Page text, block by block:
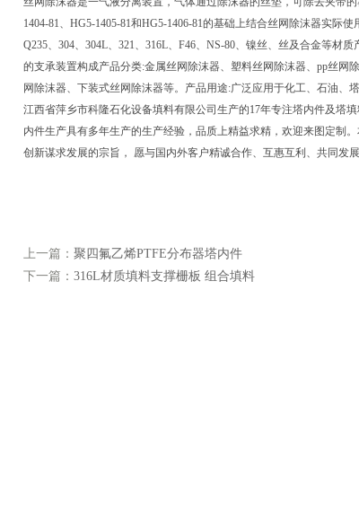
1404-81、HG5-1405-81和HG5-1406-81的基础上结合丝网除沫器实际
Q235、304、304L、321、316L、F46、NS-80、镍丝、丝及合金等材
的支承装置构成产品分类:金属丝网除沫器、塑料丝网除沫器、pp丝网
网除沫器、下装式丝网除沫器等。产品用途:广泛应用于化工、石油、
江西省萍乡市科隆石化设备填料有限公司生产的17年专注塔内件及塔
内件生产具有多年生产的生产经验，品质上精益求精，欢迎来图定制
创新谋求发展的宗旨， 愿与国内外客户精诚合作、互惠互利、共同发
上一篇： 聚四氟乙烯PTFE分布器塔内件
下一篇： 316L材质填料支撑栅板 组合填料